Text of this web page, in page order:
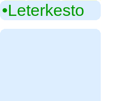
•‎Leterkesto